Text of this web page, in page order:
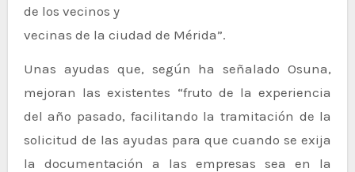
de los vecinos y
vecinas de la ciudad de Mérida”.
Unas ayudas que, según ha señalado Osuna,
mejoran las existentes “fruto de la experiencia
del año pasado, facilitando la tramitación de la
solicitud de las ayudas para que cuando se exija
la documentación a las empresas sea en la